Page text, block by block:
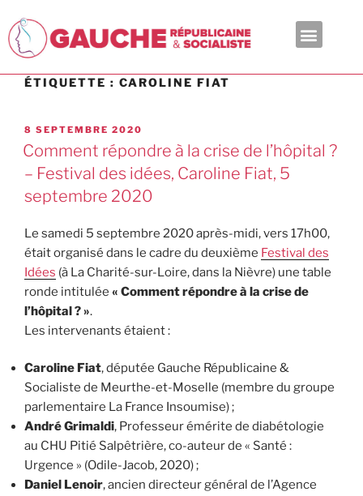
ÉTIQUETTE : CAROLINE FIAT
8 SEPTEMBRE 2020
Comment répondre à la crise de l’hôpital ?
– Festival des idées, Caroline Fiat, 5
septembre 2020
Le samedi 5 septembre 2020 après-midi, vers 17h00,
était organisé dans le cadre du deuxième Festival des
Idées (à La Charité-sur-Loire, dans la Nièvre) une table
ronde intitulée « Comment répondre à la crise de
l’hôpital ? ».
Les intervenants étaient :
Caroline Fiat, députée Gauche Républicaine &
Socialiste de Meurthe-et-Moselle (membre du groupe
parlementaire La France Insoumise) ;
André Grimaldi, Professeur émérite de diabétologie
au CHU Pitié Salpêtrière, co-auteur de « Santé :
Urgence » (Odile-Jacob, 2020) ;
Daniel Lenoir, ancien directeur général de l’Agence